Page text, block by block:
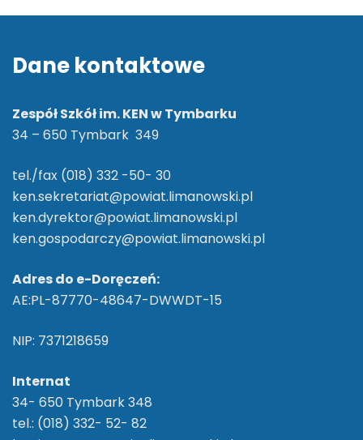
Dane kontaktowe
Zespół Szkół im. KEN w Tymbarku
34 – 650 Tymbark 349
tel./fax (018) 332 -50- 30
ken.sekretariat@powiat.limanowski.pl
ken.dyrektor@powiat.limanowski.pl
ken.gospodarczy@powiat.limanowski.pl
Adres do e-Doręczeń:
AE:PL-87770-48647-DWWDT-15
NIP: 7371218659
Internat
34- 650 Tymbark 348
tel.: (018) 332- 52- 82